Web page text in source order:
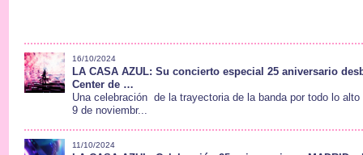
16/10/2024
LA CASA AZUL: Su concierto especial 25 aniversario
Center de …
Una celebración de la trayectoria de la banda por todo lo
9 de noviembr...
11/10/2024